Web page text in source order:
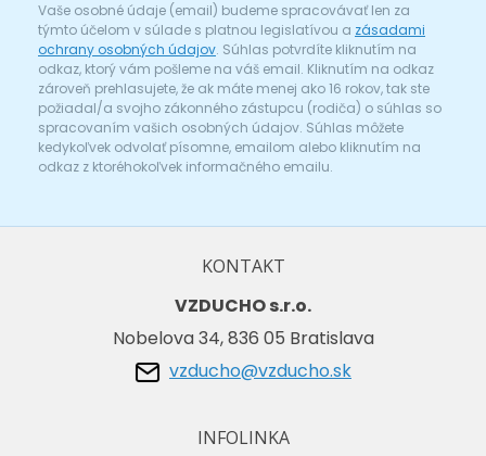
Vaše osobné údaje (email) budeme spracovávať len za
týmto účelom v súlade s platnou legislatívou a zásadami
ochrany osobných údajov. Súhlas potvrdíte kliknutím na
odkaz, ktorý vám pošleme na váš email. Kliknutím na odkaz
zároveň prehlasujete, že ak máte menej ako 16 rokov, tak ste
požiadal/a svojho zákonného zástupcu (rodiča) o súhlas so
spracovaním vašich osobných údajov. Súhlas môžete
kedykoľvek odvolať písomne, emailom alebo kliknutím na
odkaz z ktoréhokoľvek informačného emailu.
KONTAKT
VZDUCHO s.r.o.
Nobelova 34, 836 05 Bratislava
vzducho@vzducho.sk
INFOLINKA